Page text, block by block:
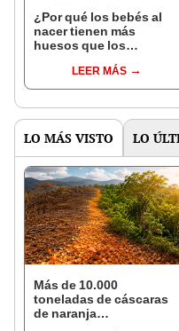
¿Por qué los bebés al
nacer tienen más
huesos que los
LEER MÁS
LO MÁS VISTO LO
Más de 10.000
toneladas de cáscaras
de naranja